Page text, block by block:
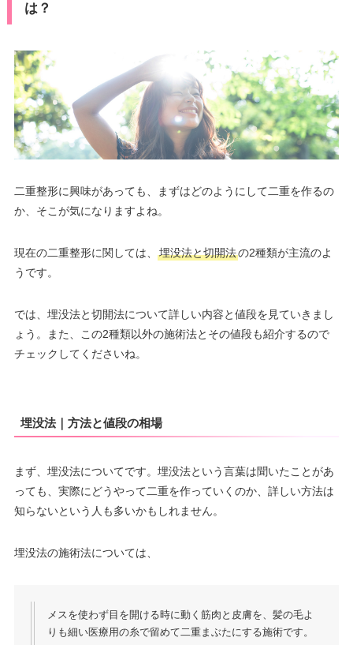
は？
二重整形に興味があっても、まずはどのようにして二重を作るの
か、そこが気になりますよね。
現在の二重整形に関しては、 埋没法と切開法の2種類が主流のよ
うです。
では、埋没法と切開法について詳しい内容と値段を見ていきまし
ょう。また、この2種類以外の施術法とその値段も紹介するので
チェックしてくださいね。
埋没法｜方法と値段の相場
まず、埋没法についてです。埋没法という言葉は聞いたことがあ
っても、実際にどうやって二重を作っていくのか、詳しい方法は
知らないという人も多いかもしれません。
埋没法の施術法については、
メスを使わず目を開ける時に動く筋肉と皮膚を、髪の毛よ
りも細い医療用の糸で留めて二重まぶたにする施術です。